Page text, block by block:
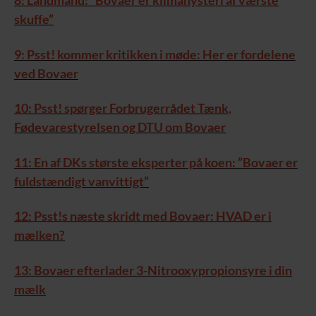
skuffe”
9: Psst! kommer kritikken i møde: Her er fordelene
ved Bovaer
10: Psst! spørger Forbrugerrådet Tænk,
Fødevarestyrelsen og DTU om Bovaer
11: En af DKs største eksperter på koen: ”Bovaer er
fuldstændigt vanvittigt”
12: Psst!s næste skridt med Bovaer: HVAD er i
mælken?
13: Bovaer efterlader 3-Nitrooxypropionsyre i din
mælk